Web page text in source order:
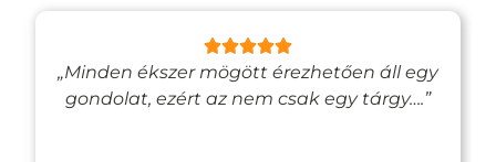
„Minden ékszer mögött érezhetően áll egy
gondolat, ezért az nem csak egy tárgy….”